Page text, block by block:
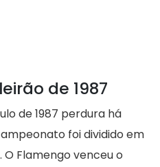
de 1987
de 1987 perdura há
foi dividido em
Flamengo venceu o